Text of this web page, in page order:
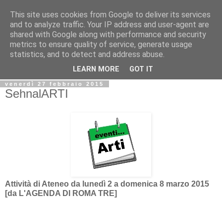
Biblio@rti in
Il Blog della Biblioteca di Area delle arti per condividere
informazioni iniziative incontri
venerdì 27 febbraio 2015
SehnalARTI
Attività di Ateneo da lunedì 2 a domenica 8 marzo 2015
[da L'AGENDA DI ROMA TRE]
This site uses cookies from Google to deliver its services
and to analyze traffic. Your IP address and user-agent are
shared with Google along with performance and security
metrics to ensure quality of service, generate usage
statistics, and to detect and address abuse.
LEARN MORE GOT IT